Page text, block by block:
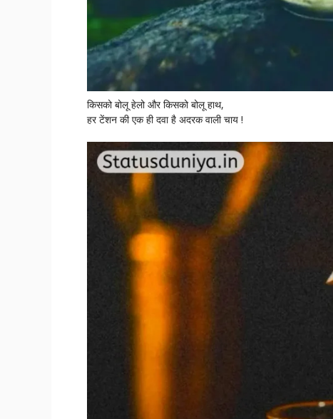
किसको बोलू हेलो और किसको बोलू हाथ,
हर टेंशन की एक ही दवा है अदरक वाली चाय !